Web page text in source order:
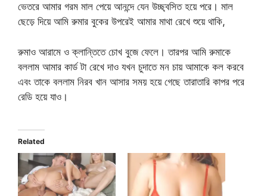
ভেতরে আমার গরম মাল পেয়ে আনন্দে যেন উচ্ছ্বসিত হয়ে পরে। মাল
ছেড়ে দিয়ে আমি রুমার বুকের উপরেই আমার মাথা রেখে শুয়ে থাকি,
রুমাও আরামে ও ক্লান্তিতে চোখ বুজে ফেলে। তারপর আমি রুমাকে
বললাম আমার কার্ড টা রেখে দাও যখন চুদাতে মন চায় আমাকে কল করবে
এবং তাকে বললাম নিরব খান আসার সময় হয়ে গেছে তারাতারি কাপর পরে
রেডি হয়ে যাও।
Related